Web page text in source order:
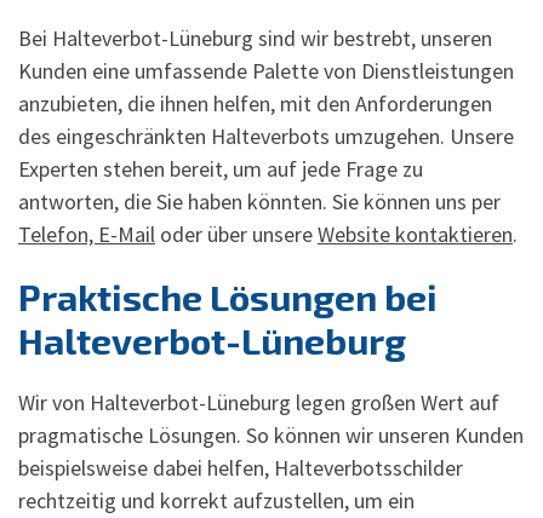
Bei Halteverbot-Lüneburg sind wir bestrebt, unseren
Kunden eine umfassende Palette von Dienstleistungen
anzubieten, die ihnen helfen, mit den Anforderungen
des eingeschränkten Halteverbots umzugehen. Unsere
Experten stehen bereit, um auf jede Frage zu
antworten, die Sie haben könnten. Sie können uns per
Telefon, E-Mail oder über unsereWebsite kontaktieren.
Praktische Lösungen bei
Halteverbot-Lüneburg
Wir von Halteverbot-Lüneburg legen großen Wert auf
pragmatische Lösungen. So können wir unseren Kunden
beispielsweise dabei helfen, Halteverbotsschilder
rechtzeitig und korrekt aufzustellen, um ein